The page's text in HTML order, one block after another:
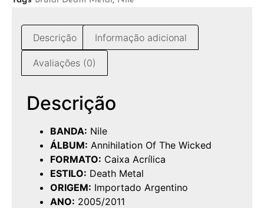
Descrição Informação adicional
Avaliações (0)
Descrição
BANDA: Nile
ÁLBUM: Annihilation Of The Wicked
FORMATO: Caixa Acrílica
ESTILO: Death Metal
ORIGEM: Importado Argentino
ANO: 2005/2011